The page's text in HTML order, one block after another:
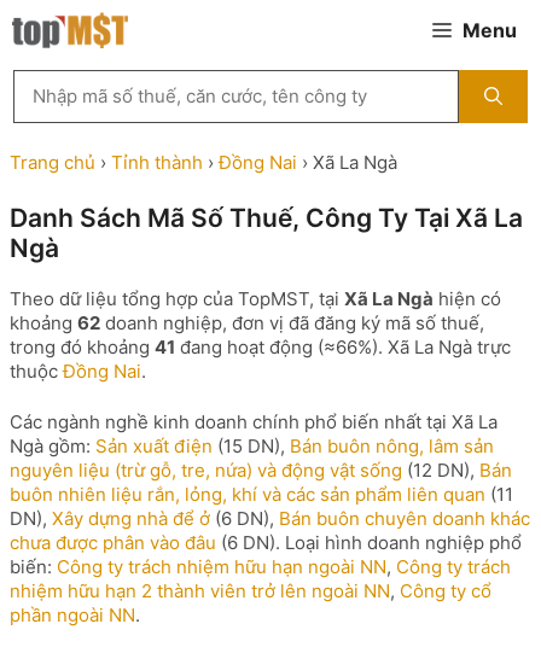
Chuyển
đến
Menu
kiếm
MST
theo
tên
ty,
người
diện
hoặc
mã
số
...
Trang chủ › Tỉnh thành ›Đồng Nai › Xã La Ngà
Danh Sách Mã Số Thuế, Công Ty Tại Xã La
Ngà
Theo dữ liệu tổng hợp của TopMST, tại Xã La Ngà hiện có
khoảng 62 doanh nghiệp, đơn vị đã đăng ký mã số thuế,
trong đó khoảng 41 đang hoạt động (≈66%). Xã La Ngà trực
thuộcĐồng Nai.
Các ngành nghề kinh doanh chính phổ biến nhất tại Xã La
Ngà gồm: Sản xuất điện (15 DN), Bán buôn nông, lâm sản
nguyên liệu (trừ gỗ, tre, nứa) và động vật sống (12 DN), Bán
buôn nhiên liệu rắn, lỏng, khí và các sản phẩm liên quan (11
DN), Xây dựng nhà để ở (6 DN), Bán buôn chuyên doanh khác
chưa được phân vào đâu (6 DN). Loại hình doanh nghiệp phổ
biến: Công ty trách nhiệm hữu hạn ngoài NN, Công ty trách
nhiệm hữu hạn 2 thành viên trở lên ngoài NN, Công ty cổ
phần ngoài NN.